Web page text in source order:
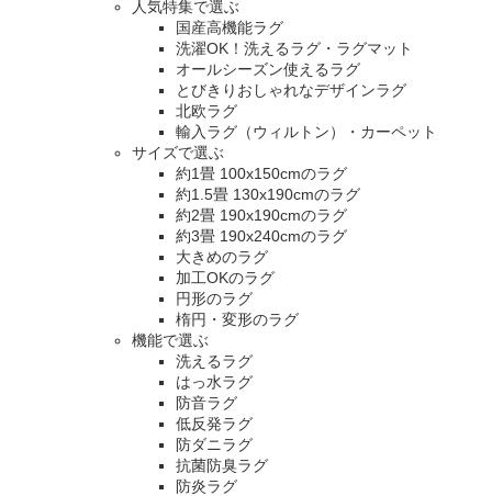
人気特集で選ぶ
国産高機能ラグ
洗濯OK！洗えるラグ・ラグマット
オールシーズン使えるラグ
とびきりおしゃれなデザインラグ
北欧ラグ
輸入ラグ（ウィルトン）・カーペット
サイズで選ぶ
約1畳 100x150cmのラグ
約1.5畳 130x190cmのラグ
約2畳 190x190cmのラグ
約3畳 190x240cmのラグ
大きめのラグ
加工OKのラグ
円形のラグ
楕円・変形のラグ
機能で選ぶ
洗えるラグ
はっ水ラグ
防音ラグ
低反発ラグ
防ダニラグ
抗菌防臭ラグ
防炎ラグ